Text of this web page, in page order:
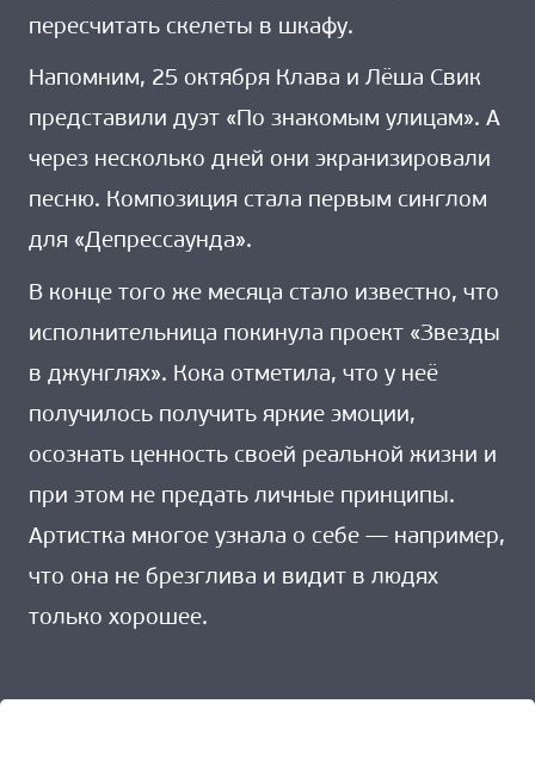
пересчитать скелеты в шкафу.
Напомним, 25 октября Клава и Лёша Свик
представили дуэт «По знакомым улицам». А
через несколько дней они экранизировали
песню. Композиция стала первым синглом
для «Депрессаунда».
В конце того же месяца стало известно, что
исполнительница покинула проект «Звезды
в джунглях». Кока отметила, что у неё
получилось получить яркие эмоции,
осознать ценность своей реальной жизни и
при этом не предать личные принципы.
Артистка многое узнала о себе — например,
что она не брезглива и видит в людях
только хорошее.